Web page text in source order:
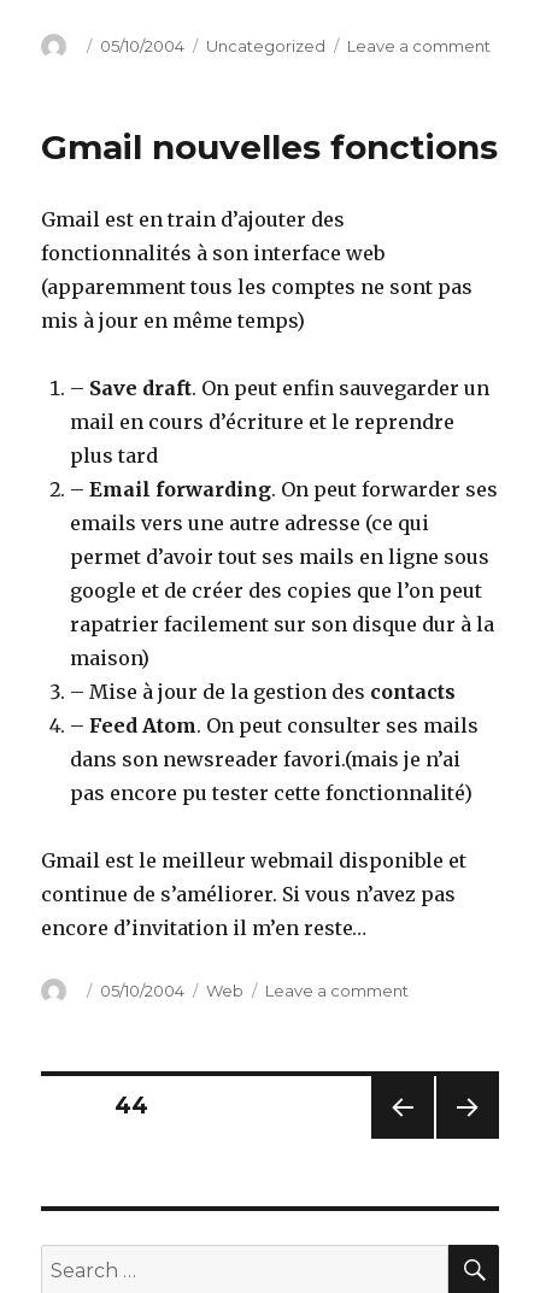
Author
Posted
05/10/2004 Categories
Uncategorized Leave a comment
Gmail nouvelles fonctions
Gmail est en train d’ajouter des
fonctionnalités à son interface web
(apparemment tous les comptes ne sont pas
mis à jour en même temps)
– Save draft. On peut enfin sauvegarder un
mail en cours d’écriture et le reprendre
plus tard
–Email forwarding. On peut forwarder ses
emails vers une autre adresse (ce qui
permet d’avoir tout ses mails en ligne sous
google et de créer des copies que l’on peut
rapatrier facilement sur son disque dur à la
maison)
– Mise à jour de la gestion des contacts
– Feed Atom. On peut consulter ses mails
dans son newsreader favori.(mais je n’ai
pas encore pu tester cette fonctionnalité)
Gmail est le meilleur webmail disponible et
continue de s’améliorer. Si vous n’avez pas
encore d’invitation il m’en reste…
Author
Posted
05/10/2004 Categories
Web Leave a comment
Posts
E
44
Search